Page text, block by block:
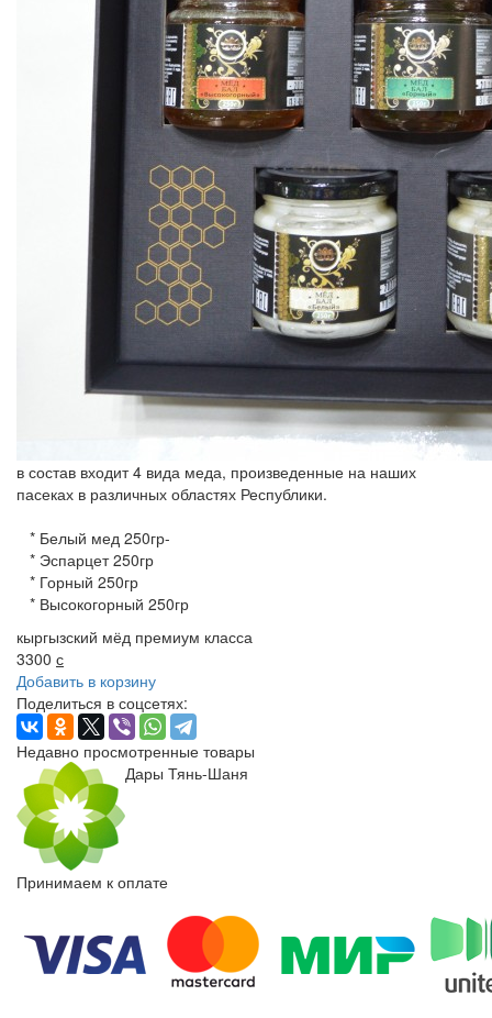
в состав входит 4 вида меда, произведенные на наших
пасеках в различных областях Республики.
* Белый мед 250гр-
* Эспарцет 250гр
* Горный 250гр
* Высокогорный 250гр
кыргызский мёд премиум класса
3300 с
Добавить в корзину
Поделиться в соцсетях:
Недавно просмотренные товары
Дары Тянь-Шаня
Принимаем к оплате